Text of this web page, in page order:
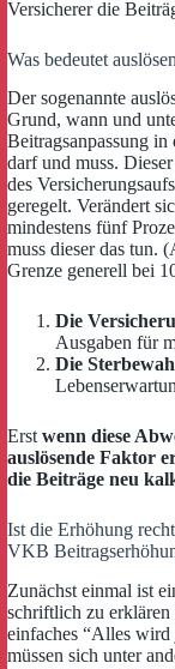
Versicherer die
Was bedeutet
Der sogenannte
Grund, wann und
Beitragsanpassung
darf und muss.
des
geregelt. Verändert
mindestens fünf
muss dieser das tun.
Grenze generell bei
Die
Ausgaben für
Die
Erst wenn diese
auslösende Faktor
die Beiträge neu
Ist die Erhöhung
VKB
Zunächst einmal ist
schriftlich zu erklären
einfaches “Alles wird
müssen sich unter